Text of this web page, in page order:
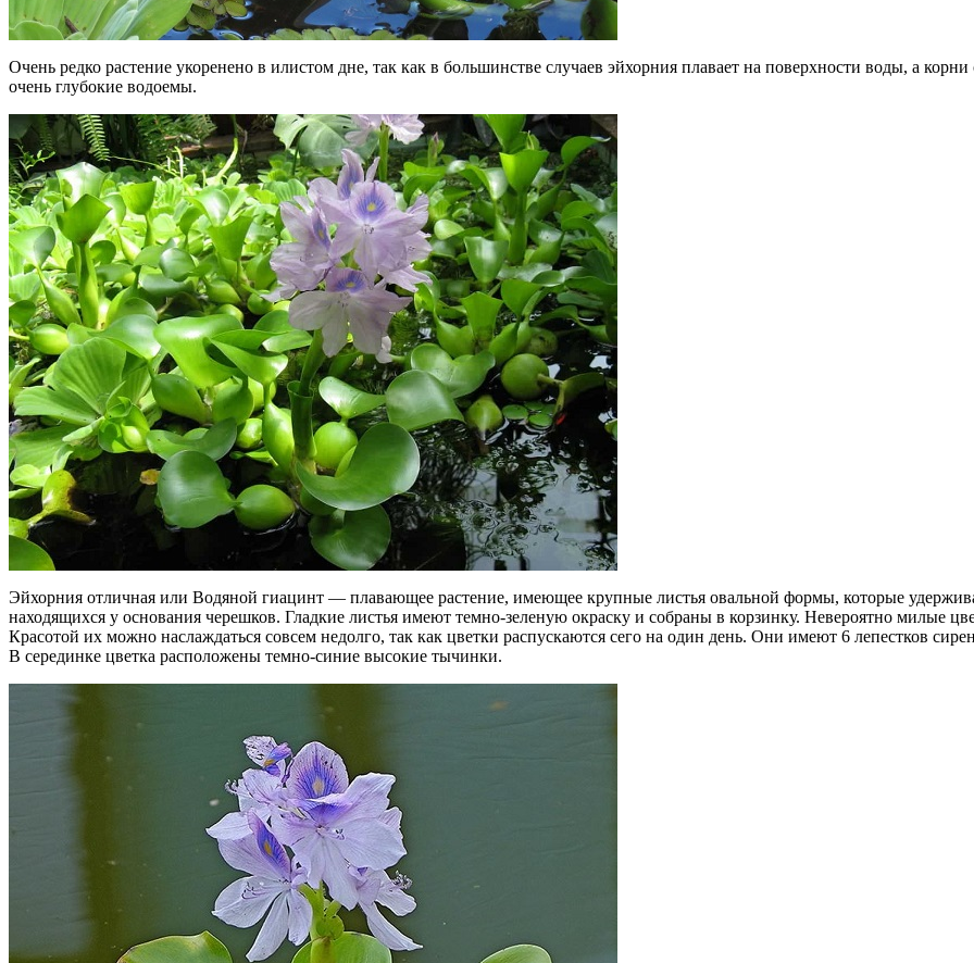
Очень редко растение укоренено в илистом дне, так как в большинстве случаев эйхорния плавает на поверхности воды, а
очень глубокие водоемы.
Эйхорния отличная или Водяной гиацинт — плавающее растение, имеющее крупные листья овальной формы, которые
находящихся у основания черешков. Гладкие листья имеют темно-зеленую окраску и собраны в корзинку. Невероятно милые
Красотой их можно наслаждаться совсем недолго, так как цветки распускаются сего на один день. Они имеют 6 лепестков
В серединке цветка расположены темно-синие высокие тычинки.